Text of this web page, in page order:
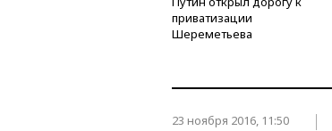
приватизации
Шереметьева
23 ноября 2016, 11:50